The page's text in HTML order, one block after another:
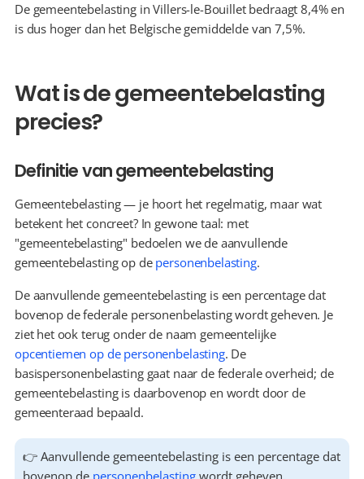
De gemeentebelasting in Villers-le-Bouillet bedraagt 8,4% en
is dus hoger dan het Belgische gemiddelde van 7,5%.
Wat is de gemeentebelasting
precies?
Definitie van gemeentebelasting
Gemeentebelasting — je hoort het regelmatig, maar wat
betekent het concreet? In gewone taal: met
"gemeentebelasting" bedoelen we de aanvullende
gemeentebelasting op de personenbelasting.
De aanvullende gemeentebelasting is een percentage dat
bovenop de federale personenbelasting wordt geheven. Je
opcentiemen op de personenbelasting. De
basispersonenbelasting gaat naar de federale overheid; de
gemeentebelasting is daarbovenop en wordt door de
gemeenteraad bepaald.
👉 Aanvullende gemeentebelasting is een percentage dat
bovenop de personenbelasting wordt geheven.